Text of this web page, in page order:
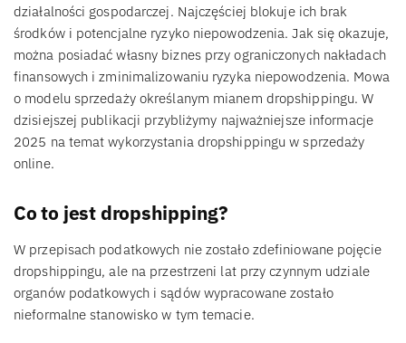
działalności gospodarczej. Najczęściej blokuje ich brak
środków i potencjalne ryzyko niepowodzenia. Jak się okazuje,
można posiadać własny biznes przy ograniczonych nakładach
finansowych i zminimalizowaniu ryzyka niepowodzenia. Mowa
o modelu sprzedaży określanym mianem dropshippingu. W
dzisiejszej publikacji przybliżymy najważniejsze informacje
2025 na temat wykorzystania dropshippingu w sprzedaży
online.
Co to jest dropshipping?
W przepisach podatkowych nie zostało zdefiniowane pojęcie
dropshippingu, ale na przestrzeni lat przy czynnym udziale
organów podatkowych i sądów wypracowane zostało
nieformalne stanowisko w tym temacie.